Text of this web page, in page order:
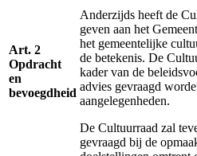
Art. 2
Opdracht
en
bevoegdheid
Anderzijds heeft de
geven aan het
het gemeentelijke
de betekenis. De
kader van de
advies gevraagd
aangelegenheden.
De Cultuurraad zal
gevraagd bij de